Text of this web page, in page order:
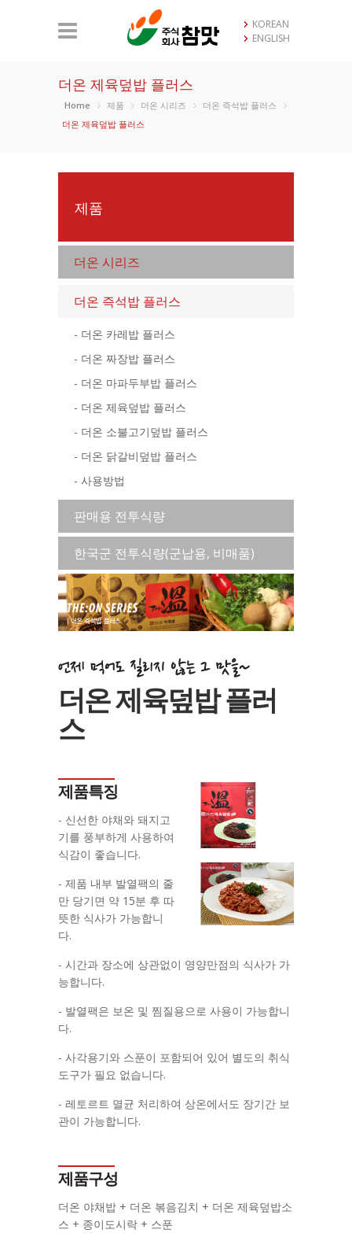
KOREAN
ENGLISH
더온 제육덮밥 플러스
Home 제품 더온 시리즈
더온 즉석밥 플러스
더온 제육덮밥 플러스
제품
더온 시리즈
더온 즉석밥 플러스
- 더온 카레밥 플러스
- 더온 짜장밥 플러스
- 더온 마파두부밥 플러스
- 더온 제육덮밥 플러스
- 더온 소불고기덮밥 플러스
- 더온 닭갈비덮밥 플러스
- 사용방법
판매용 전투식량
한국군 전투식량(군납용, 비매품)
더온 제육덮밥 플러
스
제품특징
- 신선한 야채와 돼지고
기를 풍부하게 사용하여
식감이 좋습니다.
- 제품 내부 발열팩의 줄
만 당기면 약 15분 후 따
뜻한 식사가 가능합니
다.
- 시간과 장소에 상관없이 영양만점의 식사가 가
능합니다.
- 발열팩은 보온 및 찜질용으로 사용이 가능합니
다.
- 사각용기와 스푼이 포함되어 있어 별도의 취식
도구가 필요 없습니다.
- 레토르트 멸균 처리하여 상온에서도 장기간 보
관이 가능합니다.
제품구성
더온 야채밥 + 더온 볶음김치 + 더온 제육덮밥소
스 + 종이도시락 + 스푼